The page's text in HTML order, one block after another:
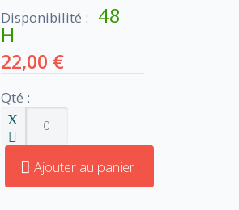
Disponibilité : 48
H
22,00 €
Qté :
Ajouter au panier